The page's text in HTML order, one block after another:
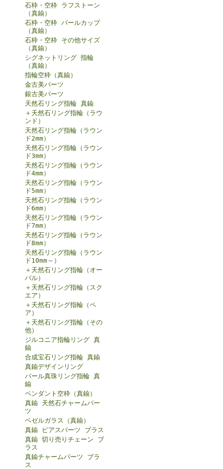
石枠・空枠 ラフストーン
（真鍮）
石枠・空枠 パールカップ
（真鍮）
石枠・空枠 その他サイズ
（真鍮）
シグネットリング 指輪
（真鍮）
指輪空枠（真鍮）
金古美パーツ
銀古美パーツ
天然石リング指輪 真鍮
＋天然石リング指輪（ラウ
ンド）
天然石リング指輪（ラウン
ド2mm）
天然石リング指輪（ラウン
ド3mm）
天然石リング指輪（ラウン
ド4mm）
天然石リング指輪（ラウン
ド5mm）
天然石リング指輪（ラウン
ド6mm）
天然石リング指輪（ラウン
ド7mm）
天然石リング指輪（ラウン
ド8mm）
天然石リング指輪（ラウン
ド10mm～）
＋天然石リング指輪（オー
バル）
＋天然石リング指輪（スク
エア）
＋天然石リング指輪（ペ
ア）
＋天然石リング指輪（その
他）
ジルコニア指輪リング 真
鍮
合成宝石リング指輪 真鍮
真鍮デザインリング
パール真珠リング指輪 真
鍮
ペンダント空枠（真鍮）
真鍮 天然石チャームパー
ツ
ベゼルガラス（真鍮）
真鍮 ピアスパーツ ブラス
真鍮 切り売りチェーン ブ
ラス
真鍮チャームパーツ ブラ
ス